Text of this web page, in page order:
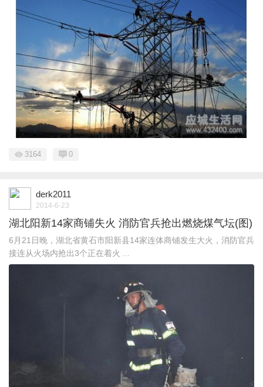
3164 0
derk2011
2014-6-23
湖北阳新14家商铺失火 消防官兵抢出燃烧煤气坛(图)
6月21日晚，湖北省黄石市阳新县14家连体商铺发生大火，消防官兵
接连从火场内抢出3个正在着火 ...